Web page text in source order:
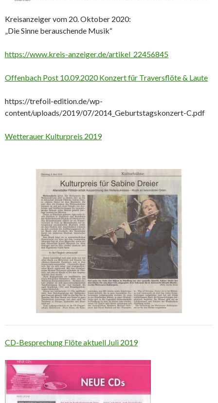
Kreisanzeiger vom 20. Oktober 2020:
„Die Sinne berauschende Musik“
https://www.kreis-anzeiger.de/artikel_22456845
Offenbach Post 10.09.2020 Konzert für Traversflöte & Laute
https://trefoil-edition.de/wp-
content/uploads/2019/07/2014_Geburtstagskonzert-C.pdf
Wetterauer Kulturpreis 2019
CD-Besprechung Flöte aktuell Juli 2019